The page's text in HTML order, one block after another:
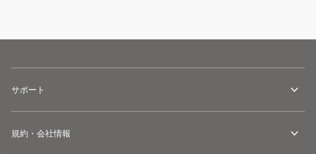
サポート
規約・会社情報